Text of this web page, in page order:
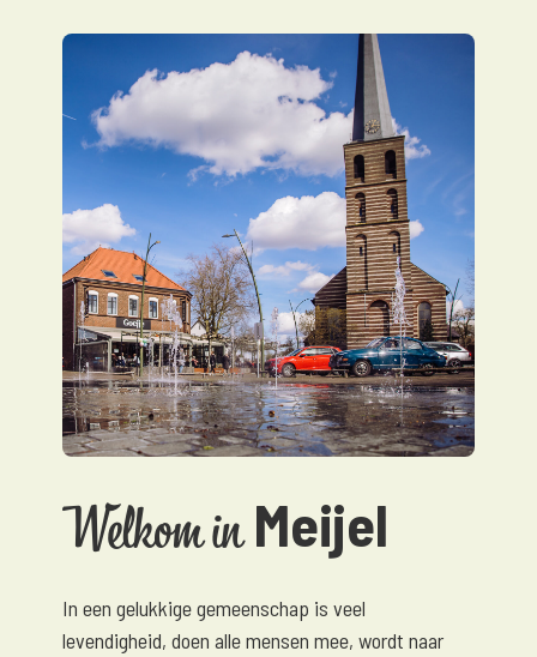
Welkom inMeijel
In een gelukkige gemeenschap is veel
levendigheid, doen alle mensen mee, wordt naar